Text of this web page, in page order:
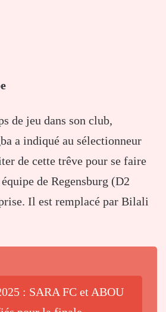
de jeu dans son club,
a indiqué au sélectionneur
de cette trêve pour se faire
de Regensburg (D2
Il est remplacé par Bilali
: SARA FC et ABOU